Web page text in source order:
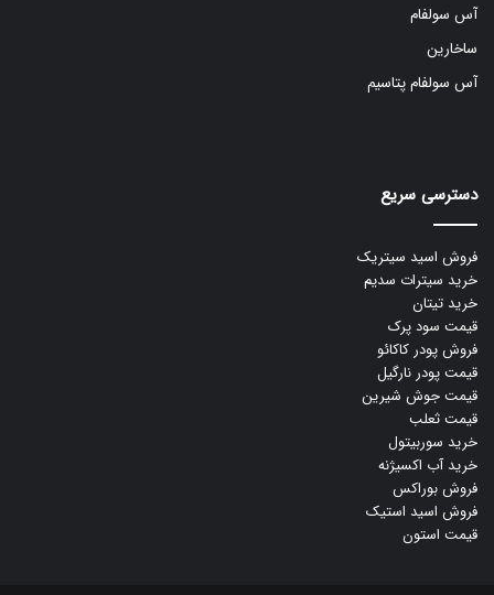
آس سولفام
ساخارین
آس سولفام پتاسیم
دسترسی سریع
فروش اسید سیتریک
خرید سیترات سدیم
خرید تیتان
قیمت سود پرک
فروش پودر کاکائو
قیمت پودر نارگیل
قیمت جوش شیرین
قیمت ثعلب
خرید سوربیتول
خرید آب اکسیژنه
فروش بوراکس
فروش اسید استیک
قیمت استون